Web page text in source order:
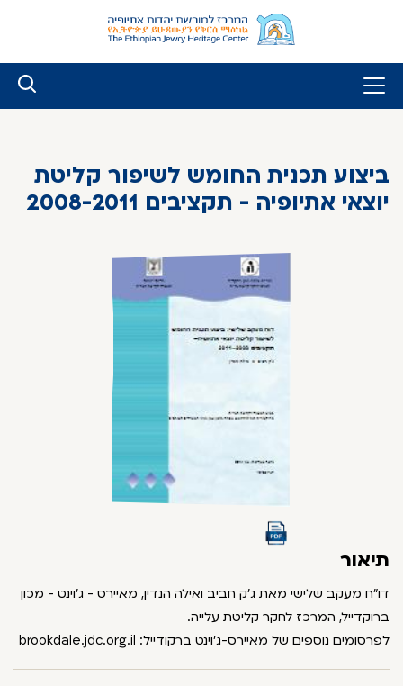
ביצוע תכנית החומש לשיפור קליטת
יוצאי אתיופיה - תקציבים 2008-2011
תיאור
דו"ח מעקב שלישי מאת ג'ק חביב ואילה הנדין, מאיירס - ג'וינט - מכון
ברוקדייל, המרכז לחקר קליטת עלייה.
לפרסומים נוספים של מאיירס-ג'וינט ברקודייל: brookdale.jdc.org.il